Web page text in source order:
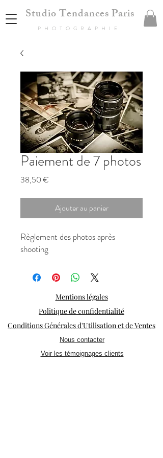
PHOTOGRAPHIE
Studio Tendances Paris
Paiement de 7 photos
38,50 €
Ajouter au panier
Règlement des photos après
shooting
Mentions légales
Politique de confidentialité
Conditions Générales d'Utilisation et de Ventes
Nous contacter
Voir les témoignages clients